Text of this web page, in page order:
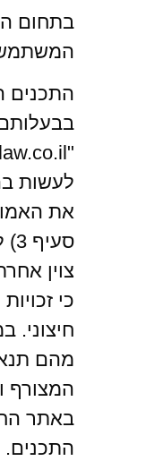
בתחום
התכנים
לעשות
את
צוין
כי
חיצוני.
מהם
המצורף
באתר
התכנים.